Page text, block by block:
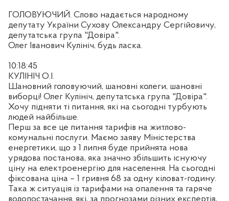
ГОЛОВУЮЧИЙ. Слово надається народному
депутату України Сухову Олександру Сергійовичу,
депутатська група "Довіра".
Олег Іванович Кулініч, будь ласка.
10:18:45
КУЛІНІЧ О.І.
Шановний головуючий, шановні колеги, шановні
виборці! Олег Кулініч, депутатська група "Довіра".
Хочу підняти ті питання, які на сьогодні турбують
людей найбільше.
Перш за все це питання тарифів на житлово-
комунальні послуги. Маємо заяву Міністерства
енергетики, що з 1 липня буде прийнята нова
урядова постанова, яка значно збільшить існуючу
ціну на електроенергію для населення. На сьогодні
фіксована ціна – 1 гривня 68 за одну кіловат-годину.
Така ж ситуація із тарифами на опалення та гаряче